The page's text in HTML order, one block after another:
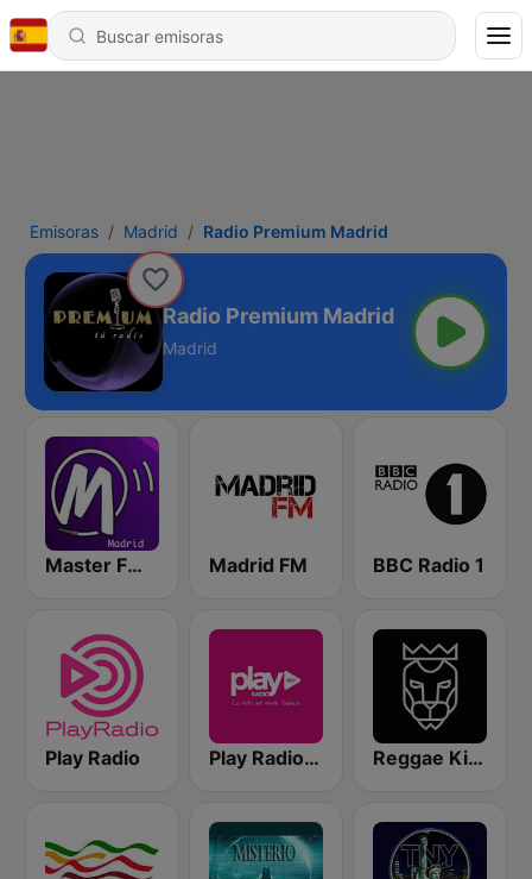
Emisoras Madrid Radio Premium Madrid
Radio Premium Madrid
Madrid
Master FM Madrid Madrid FM BBC Radio 1
Play Radio Play Radio Valencia Reggae King Radio